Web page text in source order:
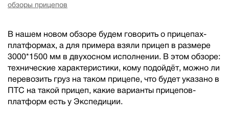
обзоры прицепов
В нашем новом обзоре будем говорить о прицепах-
платформах, а для примера взяли прицеп в размере
3000*1500 мм в двухосном исполнении. В этом обзоре:
технические характеристики, кому подойдёт, можно ли
перевозить груз на таком прицепе, что будет указано в
ПТС на такой прицеп, какие варианты прицепов-
платформ есть у Экспедиции.